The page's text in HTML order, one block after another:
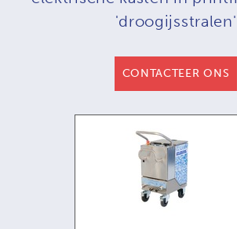
'droogijsstralen'
CONTACTEER ONS